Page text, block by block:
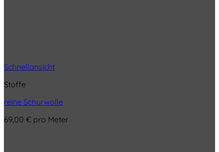
Schnellansicht
Stoffe
reine Schurwolle
69,00 € pro Meter